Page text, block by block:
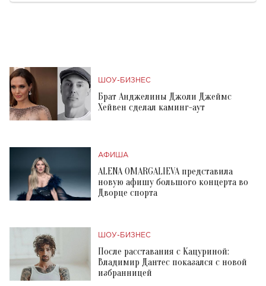
ШОУ-БИЗНЕС
Брат Анджелины Джоли Джеймс
Хейвен сделал каминг-аут
АФИША
ALENA OMARGALIEVA представила
новую афишу большого концерта во
Дворце спорта
ШОУ-БИЗНЕС
После расставания с Кацуриной:
Владимир Дантес показался с новой
избранницей